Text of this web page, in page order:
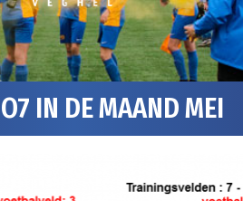
IN DE MAAND MEI